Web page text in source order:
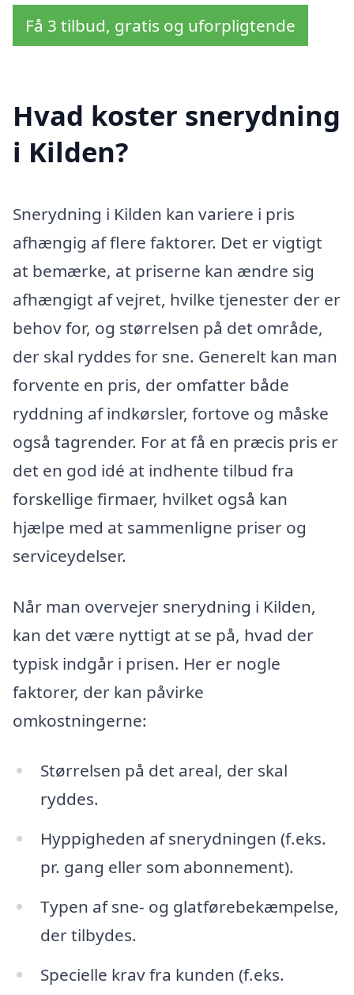
Få 3 tilbud, gratis og uforpligtende
Hvad koster snerydning
i Kilden?
Snerydning i Kilden kan variere i pris
afhængig af flere faktorer. Det er vigtigt
at bemærke, at priserne kan ændre sig
afhængigt af vejret, hvilke tjenester der er
behov for, og størrelsen på det område,
der skal ryddes for sne. Generelt kan man
forvente en pris, der omfatter både
ryddning af indkørsler, fortove og måske
også tagrender. For at få en præcis pris er
det en god idé at indhente tilbud fra
forskellige firmaer, hvilket også kan
hjælpe med at sammenligne priser og
serviceydelser.
Når man overvejer snerydning i Kilden,
kan det være nyttigt at se på, hvad der
typisk indgår i prisen. Her er nogle
faktorer, der kan påvirke
omkostningerne:
Størrelsen på det areal, der skal
ryddes.
Hyppigheden af snerydningen (f.eks.
pr. gang eller som abonnement).
Typen af sne- og glatførebekæmpelse,
der tilbydes.
Specielle krav fra kunden (f.eks.